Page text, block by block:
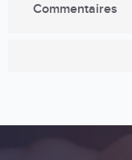
Commentaires